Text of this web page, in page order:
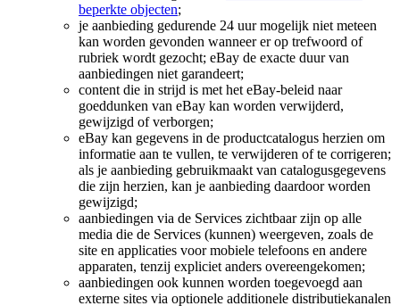
beperkte objecten;
je aanbieding gedurende 24 uur mogelijk niet meteen
kan worden gevonden wanneer er op trefwoord of
rubriek wordt gezocht; eBay de exacte duur van
aanbiedingen niet garandeert;
content die in strijd is met het eBay-beleid naar
goeddunken van eBay kan worden verwijderd,
gewijzigd of verborgen;
eBay kan gegevens in de productcatalogus herzien om
informatie aan te vullen, te verwijderen of te corrigeren;
als je aanbieding gebruikmaakt van catalogusgegevens
die zijn herzien, kan je aanbieding daardoor worden
gewijzigd;
aanbiedingen via de Services zichtbaar zijn op alle
media die de Services (kunnen) weergeven, zoals de
site en applicaties voor mobiele telefoons en andere
apparaten, tenzij expliciet anders overeengekomen;
aanbiedingen ook kunnen worden toegevoegd aan
externe sites via optionele additionele distributiekanalen